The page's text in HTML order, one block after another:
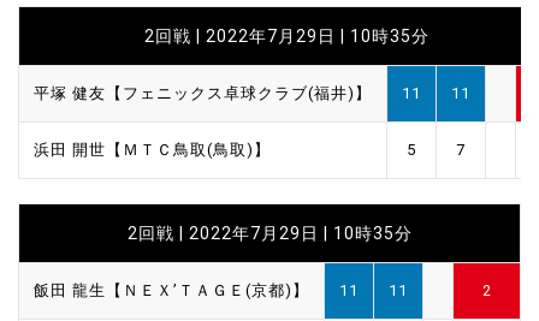
2回戦 | 2022年7月29日 | 10時35分
平塚 健友【フェニックス卓球クラブ(福井)】 11 11
浜田 開世【ＭＴＣ鳥取(鳥取)】 5 7
2回戦 | 2022年7月29日 | 10時35分
飯田 龍生【ＮＥＸ’ＴＡＧＥ(京都)】 11 11 2